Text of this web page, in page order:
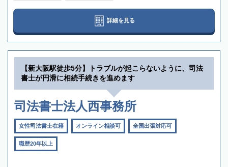
詳細を見る
【新大阪駅徒歩5分】トラブルが起こらないように、司法
書士が円滑に相続手続きを進めます
司法書士法人西事務所
女性司法書士在籍 オンライン相談可 全国出張対応可
職歴20年以上